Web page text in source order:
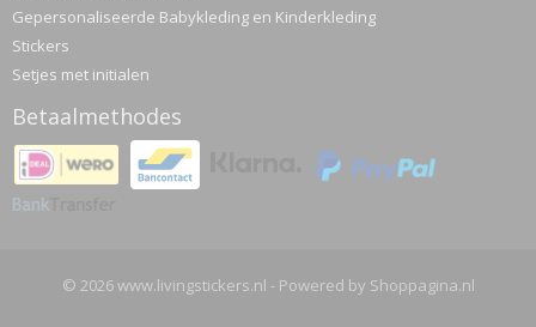
Gepersonaliseerde Babykleding en Kinderkleding
Stickers
Setjes met initialen
Betaalmethodes
© 2026 www.livingstickers.nl - Powered by Shoppagina.nl